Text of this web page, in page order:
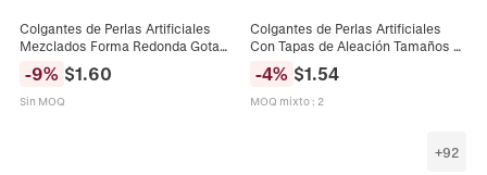
Colgantes de Perlas Artificiales
Mezclados Forma Redonda Gota
de Agua Dijes con Tapa de Metal
para Joyería DIY
-9% $1.60
Sin MOQ
Colgantes de Perlas Artificiales
Con Tapas de Aleación Tamaños y
Formas Mixtas para DIY
Fabricación de Joyas Collar
Pendientes Accesorios
-4% $1.54
MOQ mixto: 2
+92